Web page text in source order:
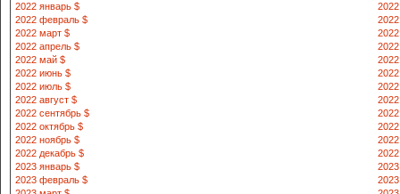
2022 январь $
2022 февраль $
2022 март $
2022 апрель $
2022 май $
2022 июнь $
2022 июль $
2022 август $
2022
2022 сентябрь $
2022 октябрь $
2022 ноябрь $
2022 декабрь $
2023 январь $
2023 февраль $